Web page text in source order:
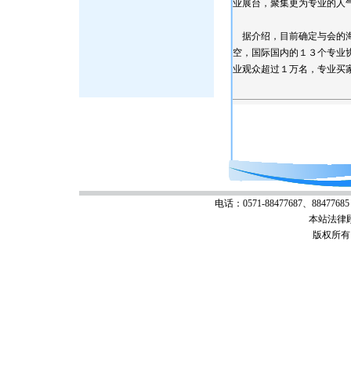
业展台，聚集更为专业的人
据介绍，目前确定与会的
空，国际国内的１３个专业
业观众超过１万名，专业买
电话：0571-88477687、
本站法律
版权所